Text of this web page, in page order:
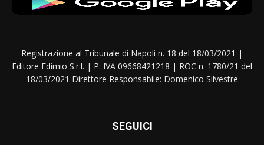
Registrazione al Tribunale di Napoli n. 18 del 18/03/2021 |
Editore Edimio S.r.l. | P. IVA 09668421218 | ROC n. 1780/21 del
18/03/2021 Direttore Responsabile: Domenico Silvestre
SEGUICI